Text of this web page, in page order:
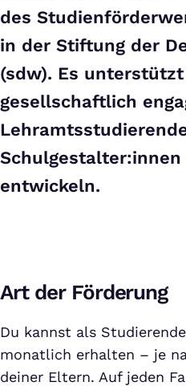
des
in der Stiftung der
(sdw). Es
gesellschaftlich
Schulgestalter:innen
entwickeln.
Art der Förderung
Du kannst als
monatlich erhalten – je
deiner Eltern. Auf jeden